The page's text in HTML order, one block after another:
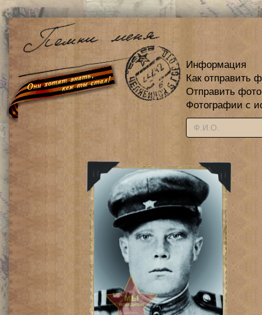
Информация
Как отправить
Отправить
Фотографии с